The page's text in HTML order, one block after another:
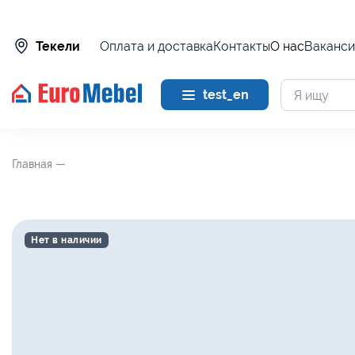
Текели Оплата и доставкаКонтактыО нас
test_en
Главная —
Нет в наличии